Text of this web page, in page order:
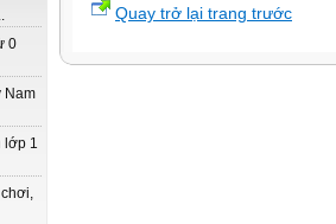
0
Nam
lớp 1
Quay trở lại trang trước